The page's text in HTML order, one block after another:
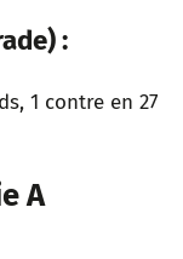
:
1 contre en 27
A